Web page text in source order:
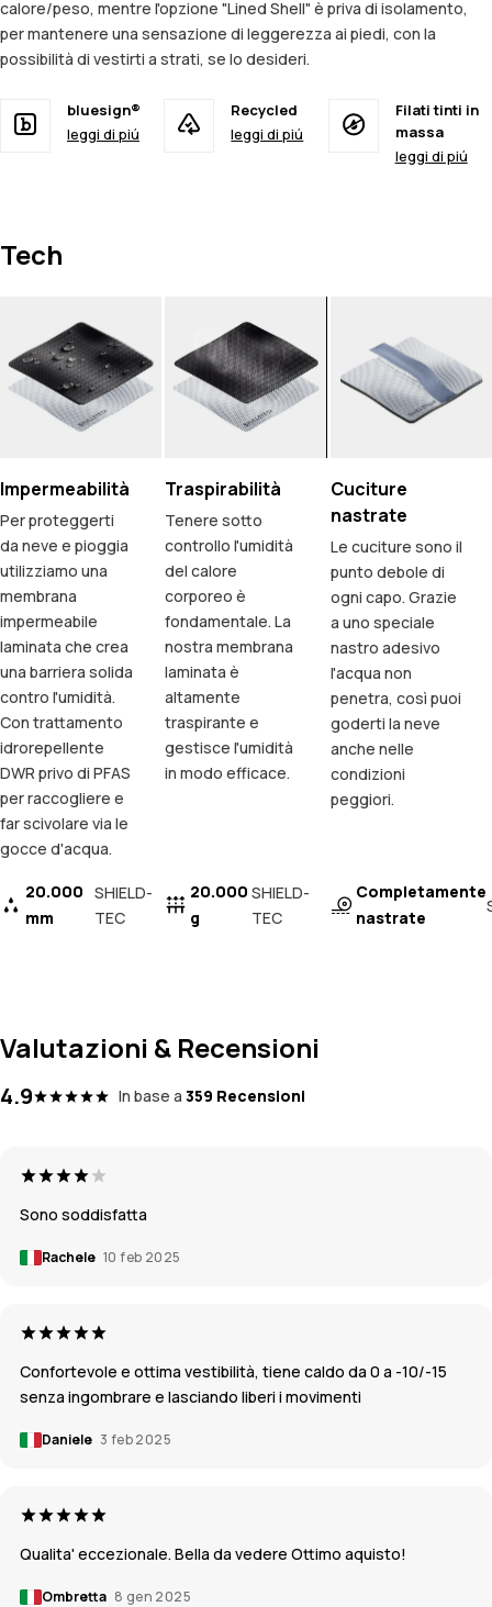
calore/peso, mentre l'opzione "Lined Shell" è priva di isolamento,
per mantenere una sensazione di leggerezza ai piedi, con la
possibilità di vestirti a strati, se lo desideri.
bluesign®
leggi di piú
Recycled
leggi di piú
Filati tinti in
massa
leggi di piú
Tech
Impermeabilità
Per proteggerti
da neve e pioggia
utilizziamo una
membrana
impermeabile
laminata che crea
una barriera solida
contro l'umidità.
Con trattamento
idrorepellente
DWR privo di PFAS
per raccogliere e
far scivolare via le
gocce d'acqua.
20.000
mm
SHIELD-
TEC
Traspirabilità
Tenere sotto
controllo l'umidità
del calore
corporeo è
fondamentale. La
nostra membrana
laminata è
altamente
traspirante e
gestisce l'umidità
in modo efficace.
20.000
g
SHIELD-
TEC
Cuciture
nastrate
Le cuciture sono il
punto debole di
ogni capo. Grazie
a uno speciale
nastro adesivo
l'acqua non
penetra, così puoi
goderti la neve
anche nelle
condizioni
peggiori.
Completamente
nastrate
Valutazioni & Recensioni
4.9 In base a 359 Recensioni
Sono soddisfatta
Rachele 10 feb 2025
Confortevole e ottima vestibilità, tiene caldo da 0 a -10/-15
senza ingombrare e lasciando liberi i movimenti
Daniele 3 feb 2025
Qualita' eccezionale. Bella da vedere Ottimo aquisto!
Ombretta 8 gen 2025